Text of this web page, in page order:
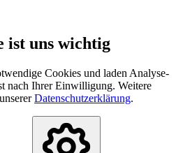
ist uns wichtig
Cookies und laden Analyse-
nach Ihrer Einwilligung. Weitere
Datenschutzerklärung.